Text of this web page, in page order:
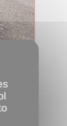
me